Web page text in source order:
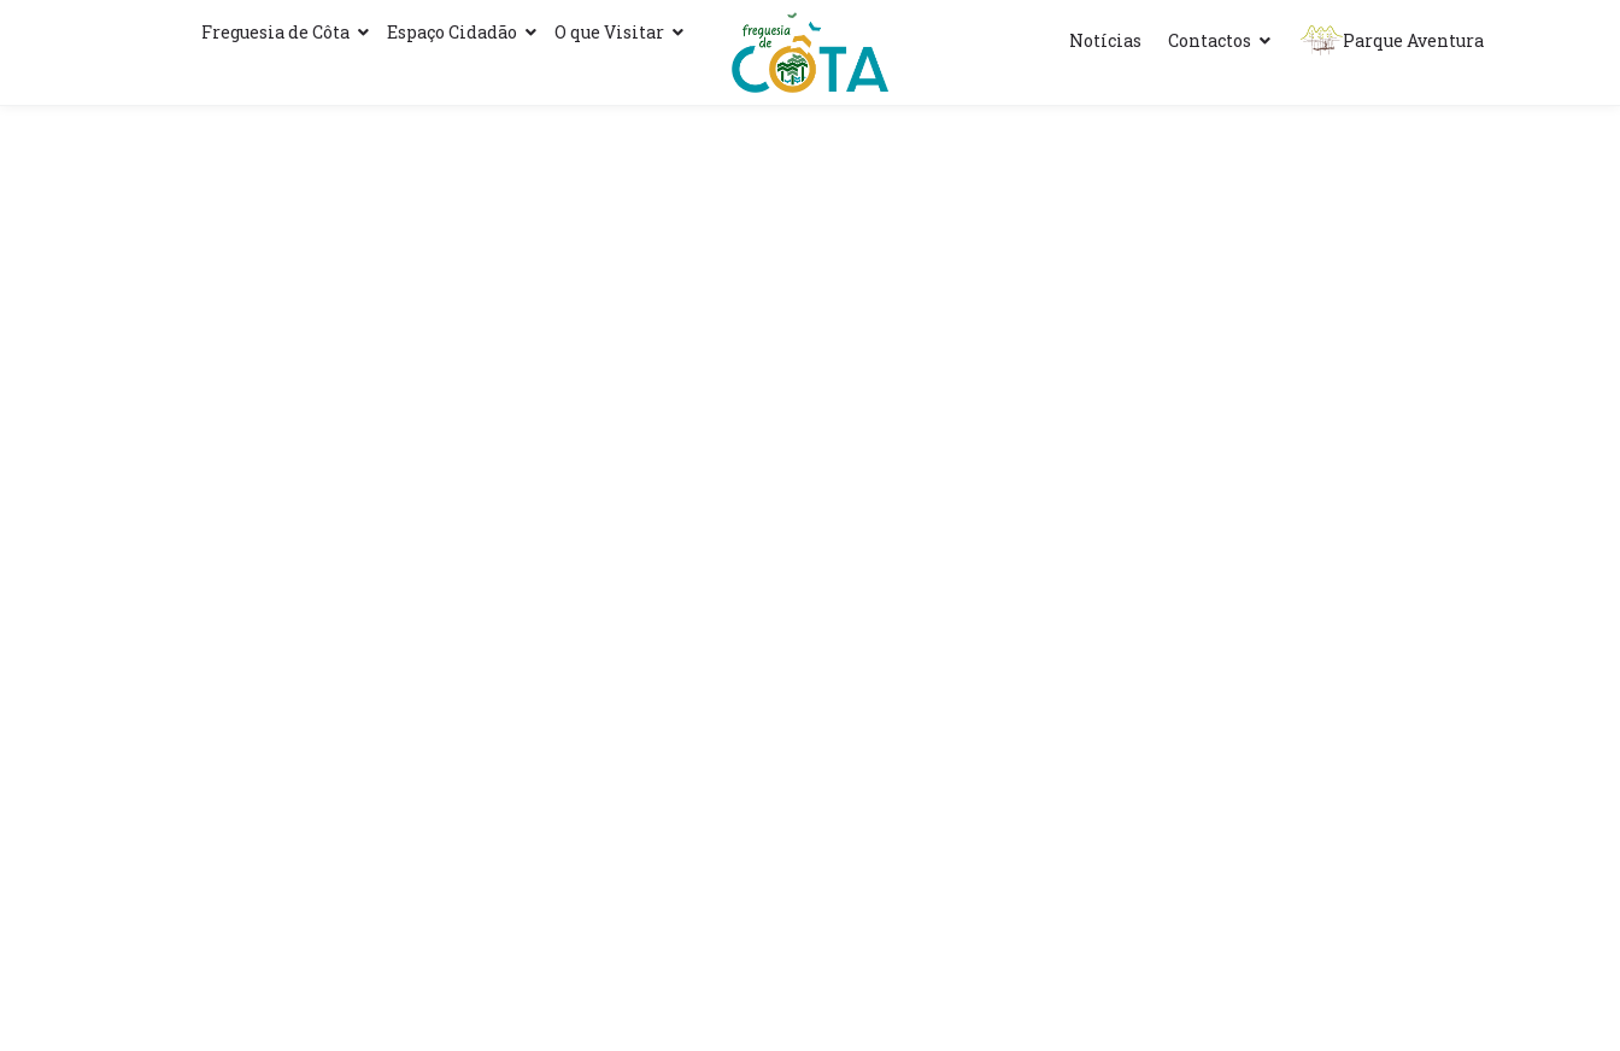
Freguesia de Côta Espaço Cidadão O que Visitar Notícias Contactos Parque Aventura